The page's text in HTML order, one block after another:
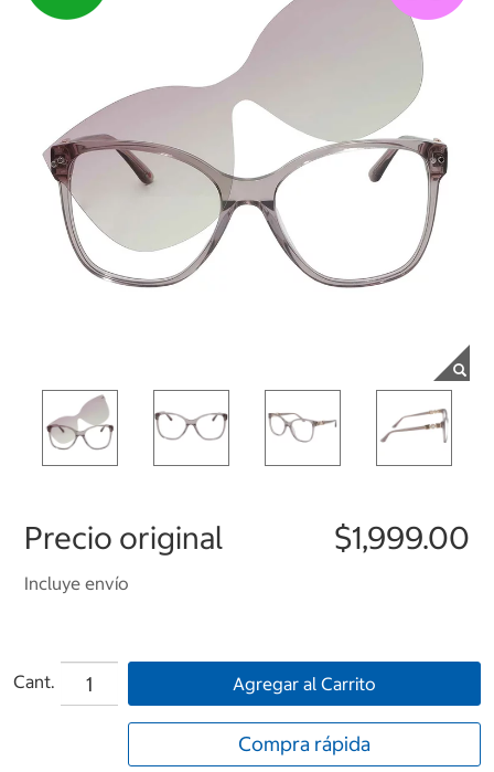
Precio original $1,999.00
Incluye envío
Cant. Agregar al Carrito
Compra rápida